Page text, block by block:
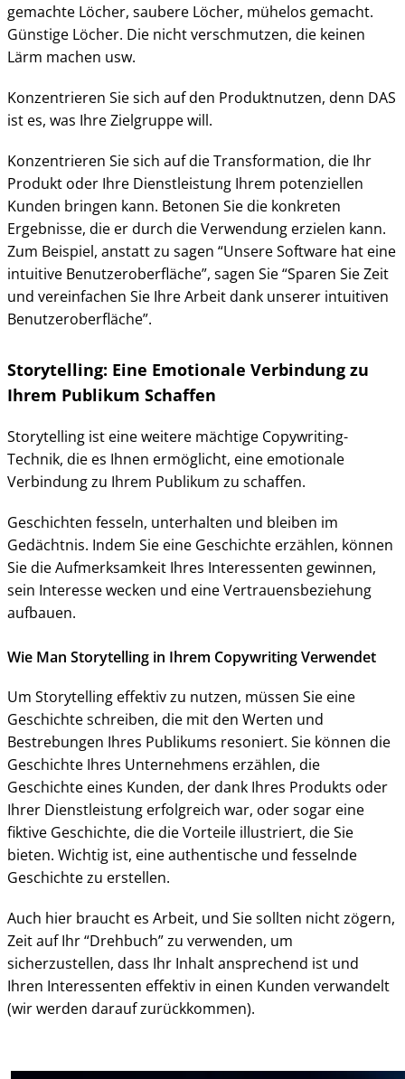
gemachte Löcher, saubere Löcher, mühelos gemacht.
Günstige Löcher. Die nicht verschmutzen, die keinen
Lärm machen usw.
Konzentrieren Sie sich auf den Produktnutzen, denn DAS
ist es, was Ihre Zielgruppe will.
Konzentrieren Sie sich auf die Transformation, die Ihr
Produkt oder Ihre Dienstleistung Ihrem potenziellen
Kunden bringen kann. Betonen Sie die konkreten
Ergebnisse, die er durch die Verwendung erzielen kann.
Zum Beispiel, anstatt zu sagen “Unsere Software hat eine
intuitive Benutzeroberfläche”, sagen Sie “Sparen Sie Zeit
und vereinfachen Sie Ihre Arbeit dank unserer intuitiven
Benutzeroberfläche”.
Storytelling: Eine Emotionale Verbindung zu
Ihrem Publikum Schaffen
Storytelling ist eine weitere mächtige Copywriting-
Technik, die es Ihnen ermöglicht, eine emotionale
Verbindung zu Ihrem Publikum zu schaffen.
Geschichten fesseln, unterhalten und bleiben im
Gedächtnis. Indem Sie eine Geschichte erzählen, können
Sie die Aufmerksamkeit Ihres Interessenten gewinnen,
sein Interesse wecken und eine Vertrauensbeziehung
aufbauen.
Wie Man Storytelling in Ihrem Copywriting Verwendet
Um Storytelling effektiv zu nutzen, müssen Sie eine
Geschichte schreiben, die mit den Werten und
Bestrebungen Ihres Publikums resoniert. Sie können die
Geschichte Ihres Unternehmens erzählen, die
Geschichte eines Kunden, der dank Ihres Produkts oder
Ihrer Dienstleistung erfolgreich war, oder sogar eine
fiktive Geschichte, die die Vorteile illustriert, die Sie
bieten. Wichtig ist, eine authentische und fesselnde
Geschichte zu erstellen.
Auch hier braucht es Arbeit, und Sie sollten nicht zögern,
Zeit auf Ihr “Drehbuch” zu verwenden, um
sicherzustellen, dass Ihr Inhalt ansprechend ist und
Ihren Interessenten effektiv in einen Kunden verwandelt
(wir werden darauf zurückkommen).